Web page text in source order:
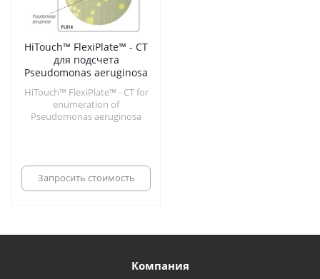
HiTouch™ FlexiPlate™ - CT
для подсчета
Pseudomonas aeruginosa
HiTouch™ FlexiPlate™ - CT for
enumeration of
Pseudomonas aeruginosa
Запросить стоимость
Компания